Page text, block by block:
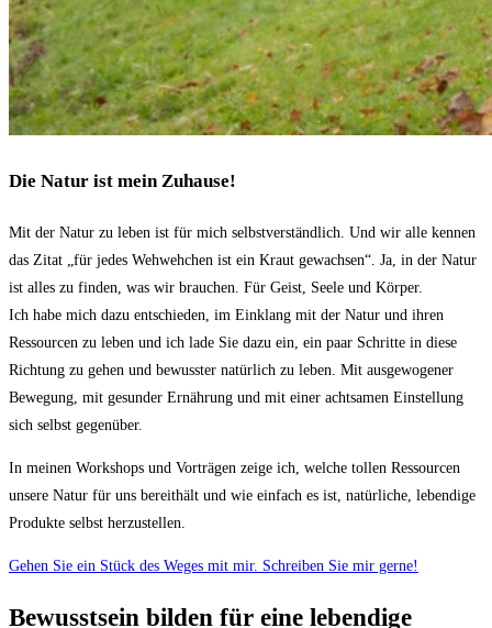
Die Natur ist mein Zuhause!
Mit der Natur zu leben ist für mich selbstverständlich. Und wir alle kennen
das Zitat „für jedes Wehwehchen ist ein Kraut gewachsen“. Ja, in der Natur
ist alles zu finden, was wir brauchen. Für Geist, Seele und Körper.
Ich habe mich dazu entschieden, im Einklang mit der Natur und ihren
Ressourcen zu leben und ich lade Sie dazu ein, ein paar Schritte in diese
Richtung zu gehen und bewusster natürlich zu leben. Mit ausgewogener
Bewegung, mit gesunder Ernährung und mit einer achtsamen Einstellung
sich selbst gegenüber.
In meinen Workshops und Vorträgen zeige ich, welche tollen Ressourcen
unsere Natur für uns bereithält und wie einfach es ist, natürliche, lebendige
Produkte selbst herzustellen.
Gehen Sie ein Stück des Weges mit mir. Schreiben Sie mir gerne!
Bewusstsein bilden für eine lebendige